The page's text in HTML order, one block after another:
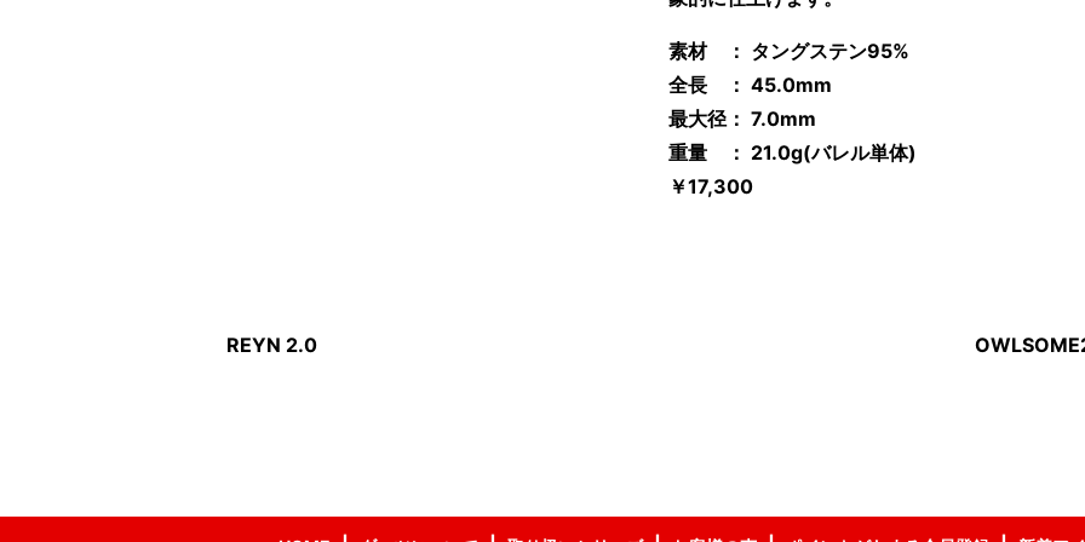
素材 ： タングステン95%
全長 ： 45.0mm
最大径： 7.0mm
重量 ： 21.0g(バレル単体)
￥17,300
REYN 2.0